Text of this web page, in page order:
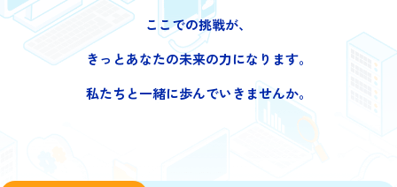
ここでの挑戦が、
きっとあなたの未来の力になります。
私たちと一緒に歩んでいきませんか。